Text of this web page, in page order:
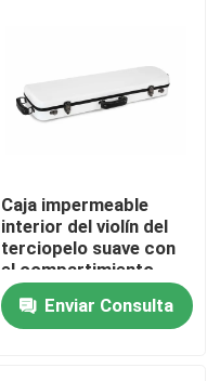
Caja impermeable
interior del violín del
terciopelo suave con
el compartimiento
accesorio
Enviar Consulta